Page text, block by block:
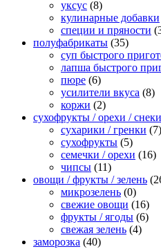
уксус (8)
кулинарные добавки
специи и пряности
полуфабрикаты (35)
суп быстрого
лапша быстрого
пюре (6)
усилители вкуса (8)
коржи (2)
сухофрукты / орехи / снеки
сухарики / гренки (7)
сухофрукты (5)
семечки / орехи (16)
чипсы (11)
овощи / фрукты / зелень
микрозелень (0)
свежие овощи (16)
фрукты / ягоды (6)
свежая зелень (4)
заморозка (40)